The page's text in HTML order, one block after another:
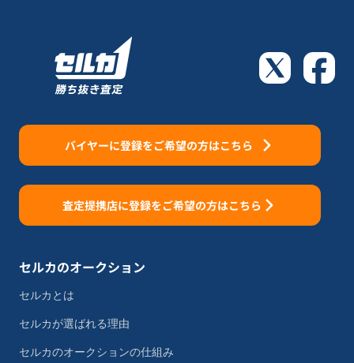
バイヤーに登録をご希望の方はこちら
査定提携店に登録をご希望の方はこちら
セルカのオークション
セルカとは
セルカが選ばれる理由
セルカのオークションの仕組み